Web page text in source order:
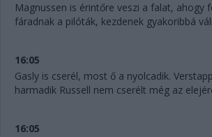
Magnussen is érintőre veszi a falat, ahogy
fáradnak a pilóták, kezdenek gyakoribbá
16:05
Gasly is cserél, most ő a nyolcadik.
harmadik Russell nem cserélt még az
16:05